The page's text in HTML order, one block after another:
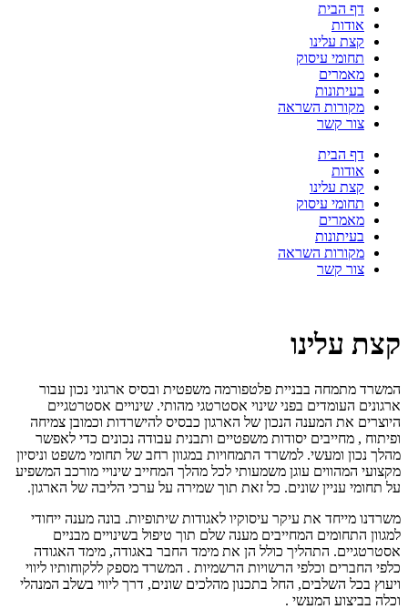
דף הבית
אודות
קצת עלינו
תחומי עיסוק
מאמרים
בעיתונות
מקורות השראה
צור קשר
דף הבית
אודות
קצת עלינו
תחומי עיסוק
מאמרים
בעיתונות
מקורות השראה
צור קשר
קצת עלינו
המשרד מתמחה בבניית פלטפורמה משפטית ובסיס ארגוני נכון עבור
ארגונים העומדים בפני שינוי אסטרטגי מהותי. שינויים אסטרטגיים
היוצרים את המענה הנכון של הארגון כבסיס להישרדות וכמובן צמיחה
ופיתוח , מחייבים יסודות משפטיים ותבנית עבודה נכונים כדי לאפשר
מהלך נכון ומעשי. למשרד התמחויות במגוון רחב של תחומי משפט וניסיון
מקצועי המהווים עוגן משמעותי לכל מהלך המחייב שינויי מורכב המשפיע
על תחומי עניין שונים. כל זאת תוך שמירה על ערכי הליבה של הארגון.
משרדנו מייחד את עיקר עיסוקיו לאגודות שיתופיות. בונה מענה ייחודי
למגוון התחומים המחייבים מענה שלם תוך טיפול בשינויים מבניים
אסטרטגיים. התהליך כולל הן את מימד החבר באגודה, מימד האגודה
כלפי החברים וכלפי הרשויות הרשמיות . המשרד מספק ללקוחותיו ליווי
ויעוץ בכל השלבים, החל בתכנון מהלכים שונים, דרך ליווי בשלב המנהלי
וכלה בביצוע המעשי .